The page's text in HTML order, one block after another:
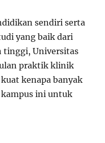
sendiri serta
yang baik dari
tinggi, Universitas
praktik klinik
kenapa banyak
ini untuk